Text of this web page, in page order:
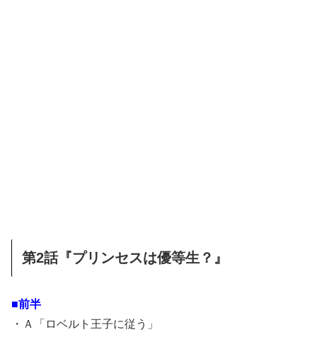
第2話『プリンセスは優等生？』
■前半
・Ａ「ロベルト王子に従う」